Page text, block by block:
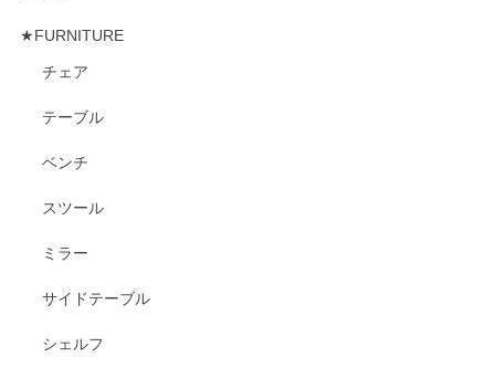
★FURNITURE
チェア
テーブル
ベンチ
スツール
ミラー
サイドテーブル
シェルフ